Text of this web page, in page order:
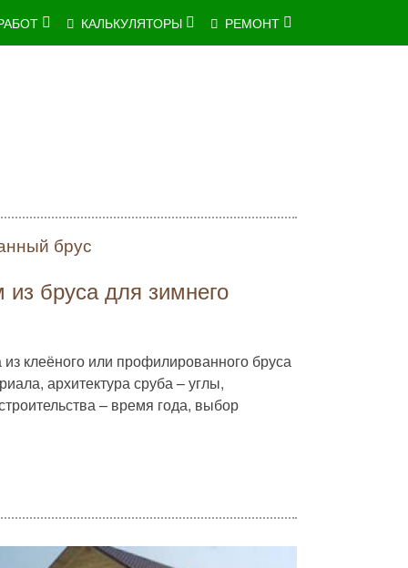
КАЛЬКУЛЯТОРЫ РЕМОНТ
брус
из бруса для зимнего
клеёного или профилированного бруса
архитектура сруба – углы,
– время года, выбор